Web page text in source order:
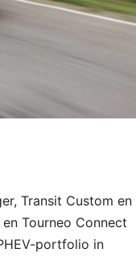
Transit Custom en
Tourneo Connect
portfolio in